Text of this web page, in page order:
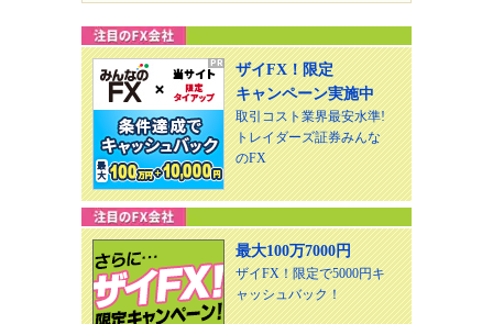
ザイFX！限定
キャンペーン実施中
取引コスト業界最安水準!
トレイダーズ証券みんな
のFX
最大100万7000円
ザイFX！限定で5000円キ
ャッシュバック！